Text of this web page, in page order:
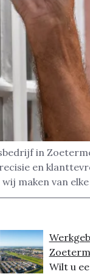
in
en
maken van
Wilt u